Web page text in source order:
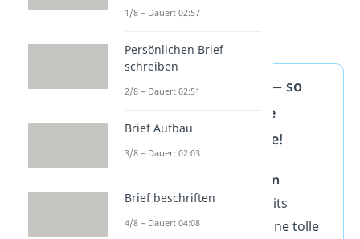
Familie steht immer
Familien Sprüche — so
gestaltest du deine
perfekte Grußkarte!
perfekten
Familien Spruch
bereits
gefunden? Perfekt! Eine tolle
1/8 – Dauer: 02:57
Persönlichen Brief
schreiben
2/8 – Dauer: 02:51
Brief Aufbau
3/8 – Dauer: 02:03
Brief beschriften
4/8 – Dauer: 04:08